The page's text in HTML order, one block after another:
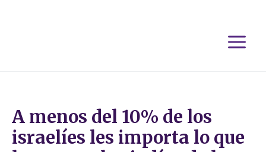
A menos del 10% de los
israelíes les importa lo que